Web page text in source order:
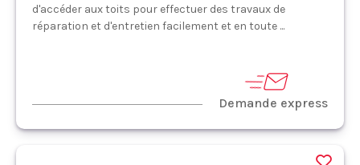
d'accéder aux toits pour effectuer des travaux de
réparation et d'entretien facilement et en toute ...
Demande express